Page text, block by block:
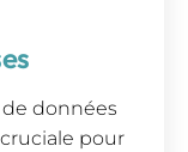
données
pour